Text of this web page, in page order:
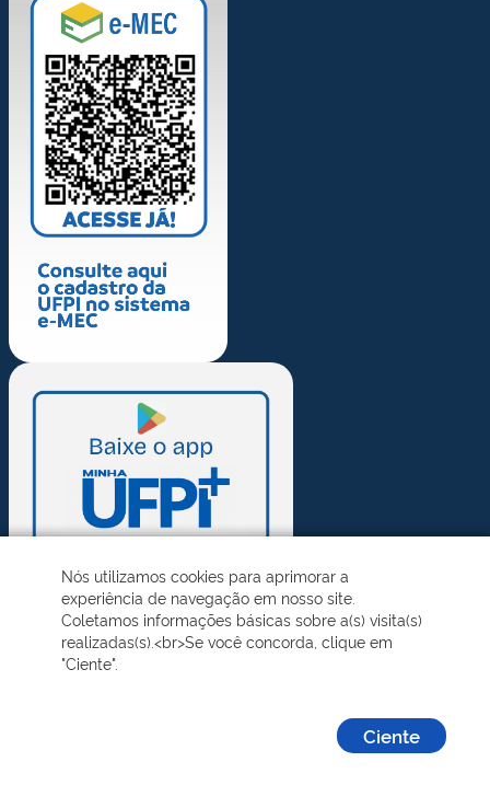
Nós utilizamos cookies para aprimorar a
experiência de navegação em nosso site.
Coletamos informações básicas sobre a(s) visita(s)
realizadas(s).<br>Se você concorda, clique em
"Ciente".
Ciente